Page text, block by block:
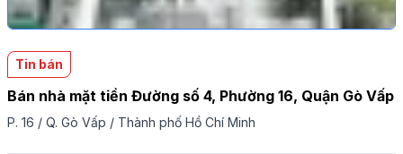
Tin bán
Bán nhà mặt tiền Đường số 4, Phường 16, Quận Gò Vấp
P. 16 / Q. Gò Vấp / Thành phố Hồ Chí Minh